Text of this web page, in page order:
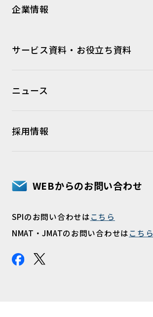
企業情報
サービス資料・お役立ち資料
ニュース
採用情報
WEBからのお問い合わせ
SPIのお問い合わせはこちら
NMAT・JMATのお問い合わせはこちら